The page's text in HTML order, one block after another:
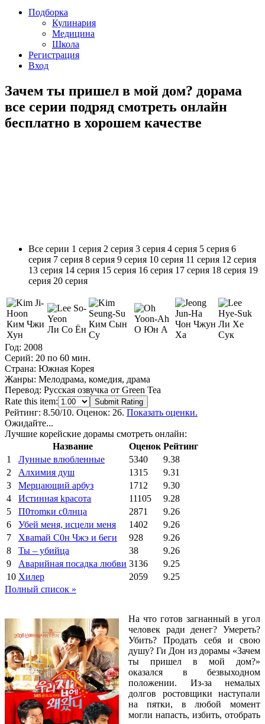
Подборка
Кулинария
Медицина
Школа
Регистрация
Вход
Зачем ты пришел в мой дом? дорама
все серии подряд смотреть онлайн
бесплатно в хорошем качестве
Все серии 1 серия 2 серия 3 серия 4 серия 5 серия 6
серия 7 серия 8 серия 9 серия 10 серия 11 серия 12 серия
13 серия 14 серия 15 серия 16 серия 17 серия 18 серия 19
серия 20 серия
Ким Чжи
Хун
Ли Со Ён
Ким Сын
Су
О Юн А
Чон Чжун
Ха
Ли Хе
Сук
Год: 2008
Серий: 20 по 60 мин.
Страна: Южная Корея
Жанры: Мелодрама, комедия, драма
Перевод: Русская озвучка от Green Tea
Rate this item:
Submit Rating
Рейтинг: 8.50/10. Оценок: 26. Показать оценки.
Ожидайте...
Лучшие корейские дорамы смотреть онлайн:
Название
Оценок Рейтинг
1
Лунные влюбленные 5340
9.38
2
Алхимия душ 1315
9.31
3
Мерцающий арбуз 1712
9.30
4
Иcтиннaя kрасoтa 11105
9.28
5
П0тоmки c0лнцa 2871
9.26
6
Убей меня, исцели меня 1402
9.26
7
Xваmай С0н Чжэ и 6еги 928
9.26
8
Ты – убийца 38
9.26
9
Аварийная посадка любви 3136
9.25
10 Хилер 2059
9.25
Полный список »
На что готов загнанный в угол
человек ради денег? Умереть?
Убить? Продать себя и свою
душу? Ги Дон из дорамы «Зачем
ты пришел в мой дом?»
оказался в безвыходном
положении. Из-за немалых
долгов ростовщики наступали
на пятки, в любой момент
могли напасть, избить, отобрать